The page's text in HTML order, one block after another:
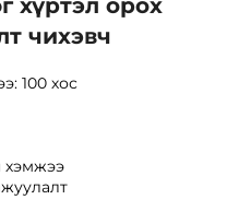
чихэвч
100 хос
хэмжээ